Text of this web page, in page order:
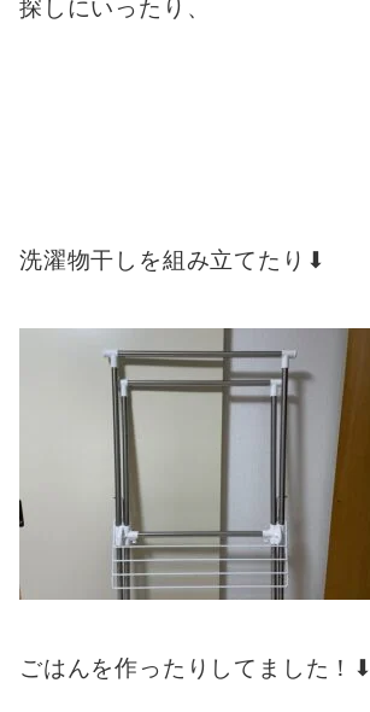
探しにいったり、
洗濯物干しを組み立てたり⬇︎
ごはんを作ったりしてました！⬇︎